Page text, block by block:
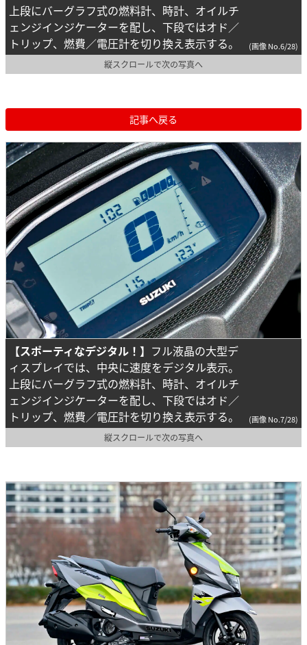
上段にバーグラフ式の燃料計、時計、オイルチ
ェンジインジケーターを配し、下段ではオド／
トリップ、燃費／電圧計を切り換え表示する。
(画像 No.6/28)
縦スクロールで次の写真へ
記事へ戻る
【スポーティなデジタル！】 フル液晶の大型デ
ィスプレイでは、中央に速度をデジタル表示。
上段にバーグラフ式の燃料計、時計、オイルチ
ェンジインジケーターを配し、下段ではオド／
トリップ、燃費／電圧計を切り換え表示する。
(画像 No.7/28)
縦スクロールで次の写真へ